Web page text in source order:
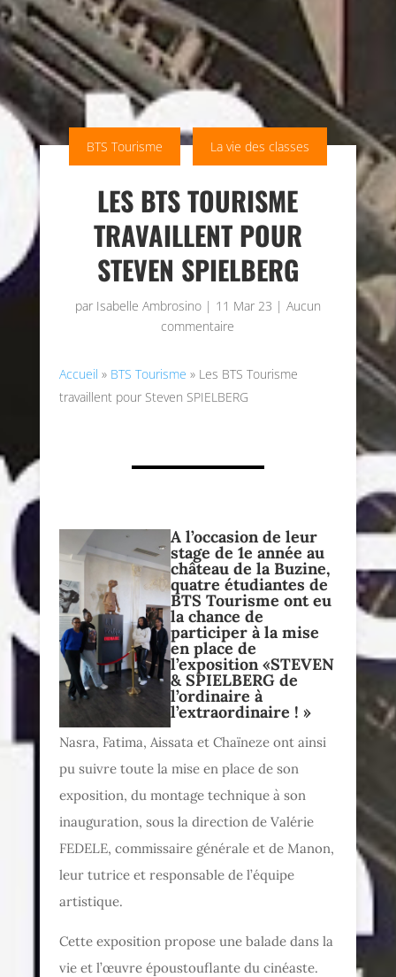
BTS Tourisme La vie des classes
LES BTS TOURISME
TRAVAILLENT POUR
STEVEN SPIELBERG
par Isabelle Ambrosino| 11 Mar 23 | Aucun
commentaire
Accueil » BTS Tourisme » Les BTS Tourisme
travaillent pour Steven SPIELBERG
A l’occasion de leur
stage de 1e année au
château de la Buzine,
quatre étudiantes de
BTS Tourisme ont eu
la chance de
participer à la mise
en place de
l’exposition «STEVEN
& SPIELBERG de
l’ordinaire à
l’extraordinaire ! »
Nasra, Fatima, Aissata et Chaïneze ont ainsi
pu suivre toute la mise en place de son
exposition, du montage technique à son
inauguration, sous la direction de Valérie
FEDELE, commissaire générale et de Manon,
leur tutrice et responsable de l’équipe
artistique.
Cette exposition propose une balade dans la
vie et l’œuvre époustouflante du cinéaste.